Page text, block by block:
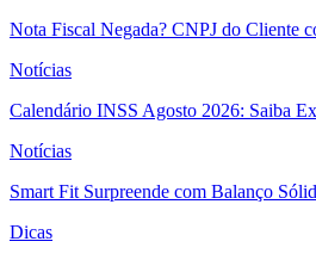
Nota Fiscal Negada? CNPJ do Cliente
Notícias
Calendário INSS Agosto 2026: Saiba
Notícias
Smart Fit Surpreende com Balanço
Dicas